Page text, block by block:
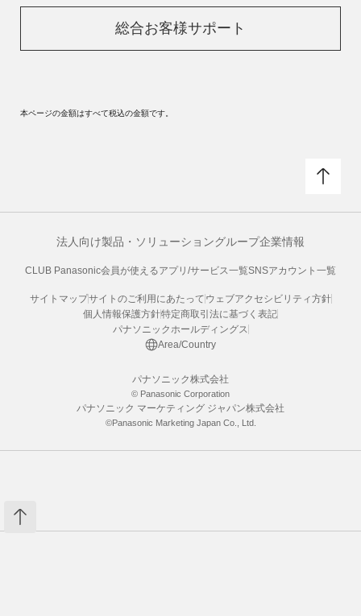
総合お客様サポート
本ページの金額はすべて税込の金額です。
法人向け製品・ソリューショングループ企業情報
CLUB Panasonic会員が使えるアプリ/サービス一覧SNSアカウント一覧
サイトマップサイトのご利用にあたって ウェブアクセシビリティ方針
個人情報保護方針特定商取引法に基づく表記
パナソニックホールディングス
Area/Country
パナソニック株式会社
© Panasonic Corporation
パナソニック マーケティング ジャパン株式会社
©Panasonic Marketing Japan Co., Ltd.